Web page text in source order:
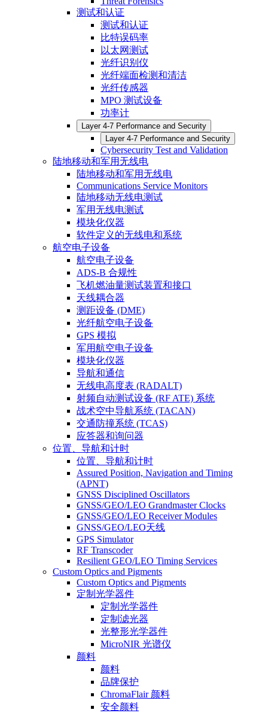
测试和认证
测试和认证
比特误码率
以太网测试
光纤识别仪
光纤端面检测和清洁
光纤传感器
MPO 测试设备
功率计
Layer 4-7 Performance and Security
Layer 4-7 Performance and Security
Cybersecurity Test and Validation
陆地移动和军用无线电
陆地移动和军用无线电
Communications Service Monitors
陆地移动无线电测试
军用无线电测试
模块化仪器
软件定义的无线电和系统
航空电子设备
航空电子设备
ADS-B 合规性
飞机燃油量测试装置和接口
天线耦合器
测距设备 (DME)
光纤航空电子设备
GPS 模拟
军用航空电子设备
模块化仪器
导航和通信
无线电高度表 (RADALT)
射频自动测试设备 (RF ATE) 系统
战术空中导航系统 (TACAN)
交通防撞系统 (TCAS)
应答器和询问器
位置、导航和计时
位置、导航和计时
Assured Position, Navigation and Timing
(APNT)
GNSS Disciplined Oscillators
GNSS/GEO/LEO Grandmaster Clocks
GNSS/GEO/LEO Receiver Modules
GNSS/GEO/LEO天线
GPS Simulator
RF Transcoder
Resilient GEO/LEO Timing Services
Custom Optics and Pigments
Custom Optics and Pigments
定制光学器件
定制光学器件
定制滤光器
光整形光学器件
MicroNIR 光谱仪
颜料
颜料
品牌保护
ChromaFlair 颜料
安全颜料